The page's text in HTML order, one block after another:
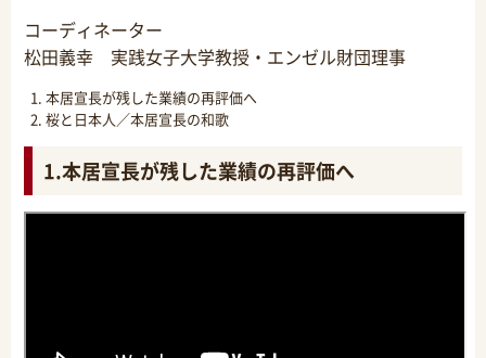
コーディネーター
松田義幸 実践女子大学教授・エンゼル財団理事
本居宣長が残した業績の再評価へ
桜と日本人／本居宣長の和歌
1.本居宣長が残した業績の再評価へ